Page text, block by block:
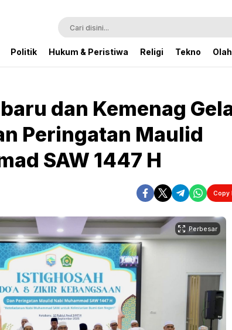
Politik Hukum & Peristiwa Religi Tekno
dan Kemenag
Peringatan Maulid
SAW 1447 H
Copy
Perbesar